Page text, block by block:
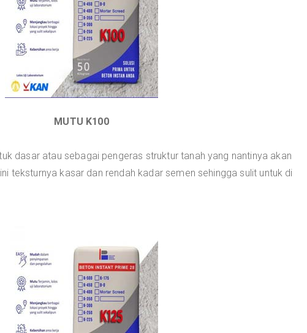
MUTU K100
dasar atau sebagai pengeras struktur tanah yang nantinya akan
teksturnya kasar dan rendah kadar semen sehingga sulit untuk di